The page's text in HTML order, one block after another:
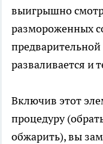
выигрышно
размороженных
разваливается и
Включив этот
процедуру
обжарить), вы